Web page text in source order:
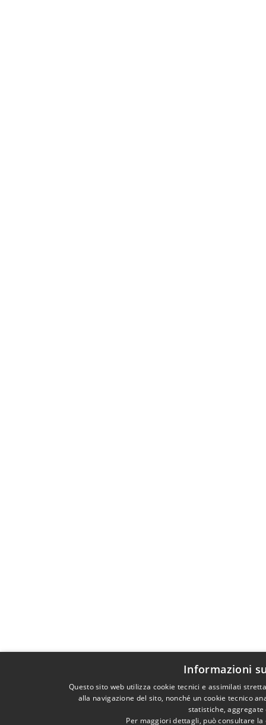
Informazioni
Questo sito web utilizza cookie tecnici e assimilati
alla navigazione del sito, nonché un cookie tecnico
statistiche, aggregate
Per maggiori dettagli, può consultare